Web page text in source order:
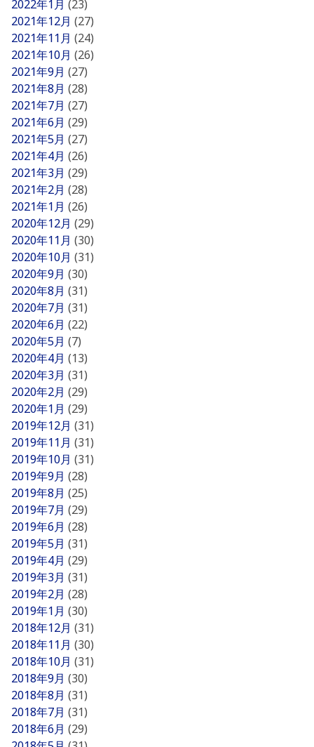
2022年1月 (23)
2021年12月 (27)
2021年11月 (24)
2021年10月 (26)
2021年9月 (27)
2021年8月 (28)
2021年7月 (27)
2021年6月 (29)
2021年5月 (27)
2021年4月 (26)
2021年3月 (29)
2021年2月 (28)
2021年1月 (26)
2020年12月 (29)
2020年11月 (30)
2020年10月 (31)
2020年9月 (30)
2020年8月 (31)
2020年7月 (31)
2020年6月 (22)
2020年5月 (7)
2020年4月 (13)
2020年3月 (31)
2020年2月 (29)
2020年1月 (29)
2019年12月 (31)
2019年11月 (31)
2019年10月 (31)
2019年9月 (28)
2019年8月 (25)
2019年7月 (29)
2019年6月 (28)
2019年5月 (31)
2019年4月 (29)
2019年3月 (31)
2019年2月 (28)
2019年1月 (30)
2018年12月 (31)
2018年11月 (30)
2018年10月 (31)
2018年9月 (30)
2018年8月 (31)
2018年7月 (31)
2018年6月 (29)